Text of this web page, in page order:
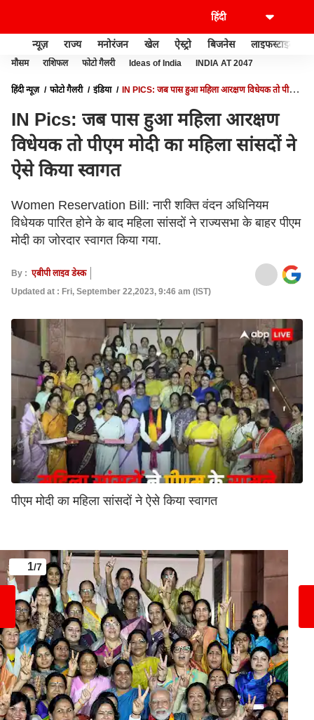
न्यूज़ राज्य मनोरंजन खेल ऐस्ट्रो बिजनेस लाइफस्टाइल
मौसम राशिफल फोटो गैलरी Ideas of India INDIA AT 2047
हिंदी न्यूज़ फोटो गैलरी इंडिया
IN PICS: जब पास हुआ महिला आरक्षण विधेयक तो पीएम
IN Pics: जब पास हुआ महिला आरक्षण
विधेयक तो पीएम मोदी का महिला सांसदों ने
ऐसे किया स्वागत
Women Reservation Bill: नारी शक्ति वंदन अधिनियम
विधेयक पारित होने के बाद महिला सांसदों ने राज्यसभा के बाहर पीएम
मोदी का जोरदार स्वागत किया गया.
By : एबीपी लाइव डेस्क
Updated at : Fri, September 22,2023, 9:46 am (IST)
पीएम मोदी का महिला सांसदों ने ऐसे किया स्वागत
1/7